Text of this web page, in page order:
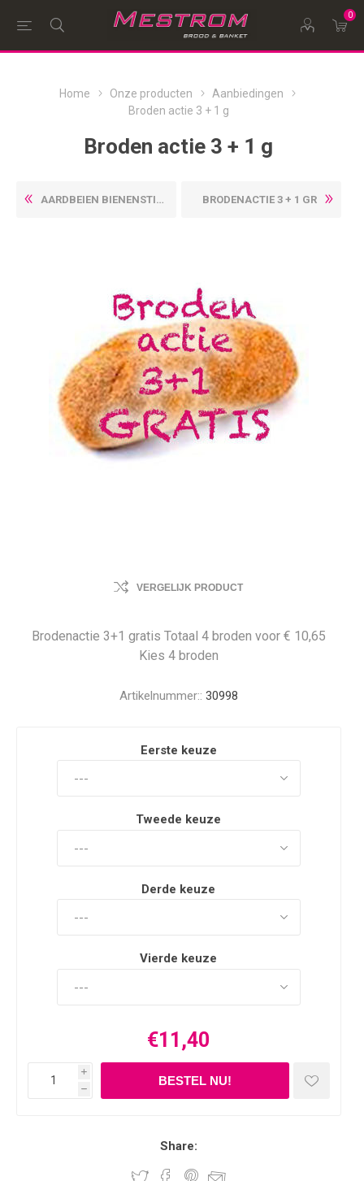
0
Home Onze producten
Aanbiedingen
Broden actie 3 + 1 g
Broden actie 3 + 1 g
AARDBEIEN BIENENSTICH BRODENACTIE 3 + 1 GR
VERGELIJK PRODUCT
Brodenactie 3+1 gratis Totaal 4 broden voor € 10,65
Kies 4 broden
Artikelnummer:: 30998
Eerste keuze
Tweede keuze
Derde keuze
Vierde keuze
€11,40
i
h
Share: